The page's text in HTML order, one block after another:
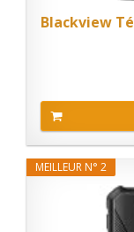
Blackview
MEILLEUR N° 2